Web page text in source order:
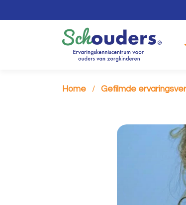
Home Gefilmde